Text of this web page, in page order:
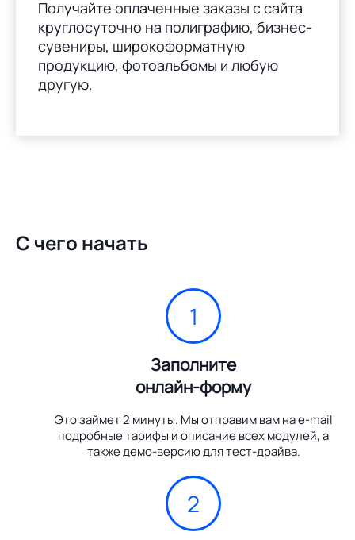
Получайте оплаченные заказы с сайта
круглосуточно на полиграфию, бизнес-
сувениры, широкоформатную
продукцию, фотоальбомы и любую
другую.
С чего начать
1
Заполните
онлайн-форму
Это займет 2 минуты. Мы отправим вам на e-mail
подробные тарифы и описание всех модулей, а
также демо-версию для тест-драйва.
2